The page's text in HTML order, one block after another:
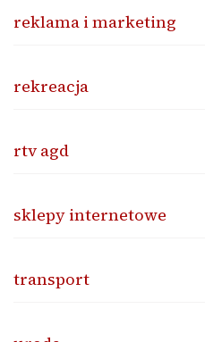
reklama i marketing
rekreacja
rtv agd
sklepy internetowe
transport